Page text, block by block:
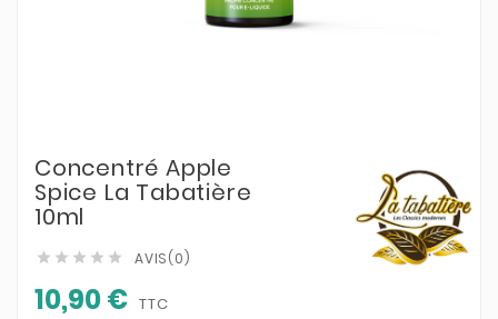
Concentré Apple
Spice La Tabatière
10ml
     AVIS(0)
10,90 € TTC